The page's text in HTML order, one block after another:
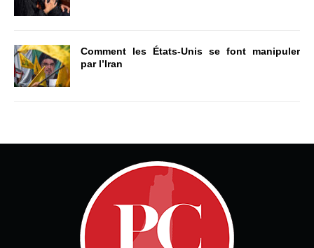
Comment les États-Unis se font manipuler
par l’Iran